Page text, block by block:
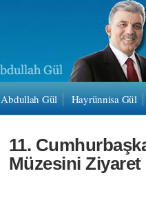
Abdullah Gül Hayrünnisa Gül
11.
Müzesini Ziyaret